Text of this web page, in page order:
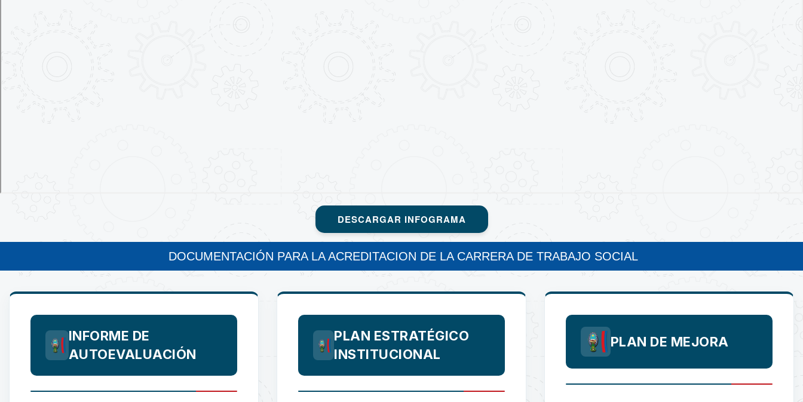
DESCARGAR INFOGRAMA
DOCUMENTACIÓN PARA LA ACREDITACION DE LA CARRERA DE TRABAJO SOCIAL
INFORME DE
AUTOEVALUACIÓN
PLAN ESTRATÉGICO
INSTITUCIONAL
PLAN DE MEJORA